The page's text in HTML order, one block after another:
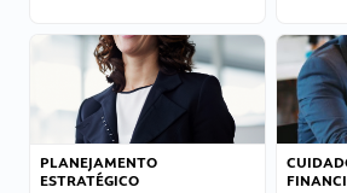
PLANEJAMENTO
ESTRATÉGICO